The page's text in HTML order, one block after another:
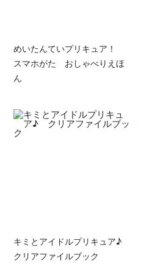
めいたんていプリキュア！
スマホがた おしゃべりえほ
ん
キミとアイドルプリキュア♪
クリアファイルブック